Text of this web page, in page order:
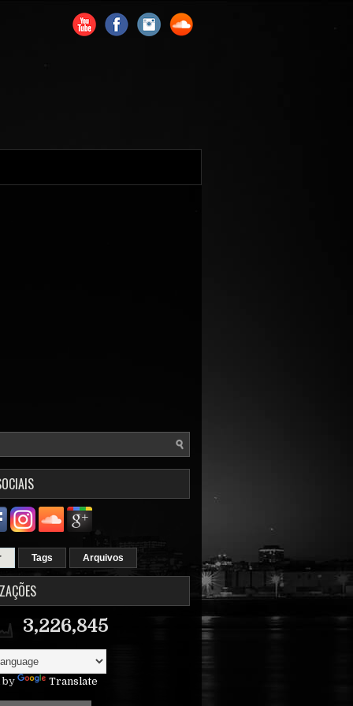
Tags Arquivos
3,226,845
by Translate